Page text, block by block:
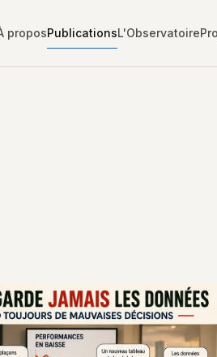
proposPublicationsL'Observatoire